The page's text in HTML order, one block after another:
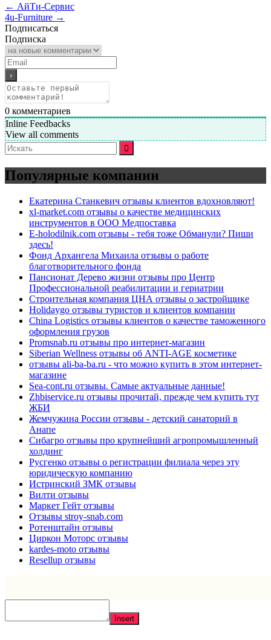
← АйТи-Сервис
4u-Furniture →
Подписаться
Подписка
0 комментариев
Inline Feedbacks
View all comments
Искать:
Популярные компании
Екатерина Станкевич отзывы клиентов вдохновляют!
xl-market.com отзывы о качестве медицинских
инструментов в ООО Медпоставка
E-holodilnik.com отзывы - тебя тоже Обманули? Пиши
здесь!
Фонд Архангела Михаила отзывы о работе
благотворительного фонда
Пансионат Дерево жизни отзывы про Центр
Профессиональной реабилитации и гериатрии
Строительная компания ЦНА отзывы о застройщике
Holidaygo отзывы туристов и клиентов компании
China Logistics отзывы клиентов о качестве таможенного
оформления грузов
Promsnab.ru отзывы про интернет-магазин
Siberian Wellness отзывы об ANTI-AGE косметике
отзывы ali-ba-ba.ru - что можно купить в этом интернет-
магазине
Sea-cont.ru отзывы. Самые актуальные данные!
Zhbiservice.ru отзывы прочитай, прежде чем купить тут
ЖБИ
Жемчужина России отзывы - детский санаторий в
Анапе
Сибагро отзывы про крупнейший агропромышленный
холдинг
Русгенко отзывы о регистрации филиала через эту
юридическую компанию
Истринский ЗМК отзывы
Вилти отзывы
Маркет Гейт отзывы
Отзывы stroy-snab.com
Ротенштайн отзывы
Циркон Моторс отзывы
kardes-moto отзывы
Resellup отзывы
Insert